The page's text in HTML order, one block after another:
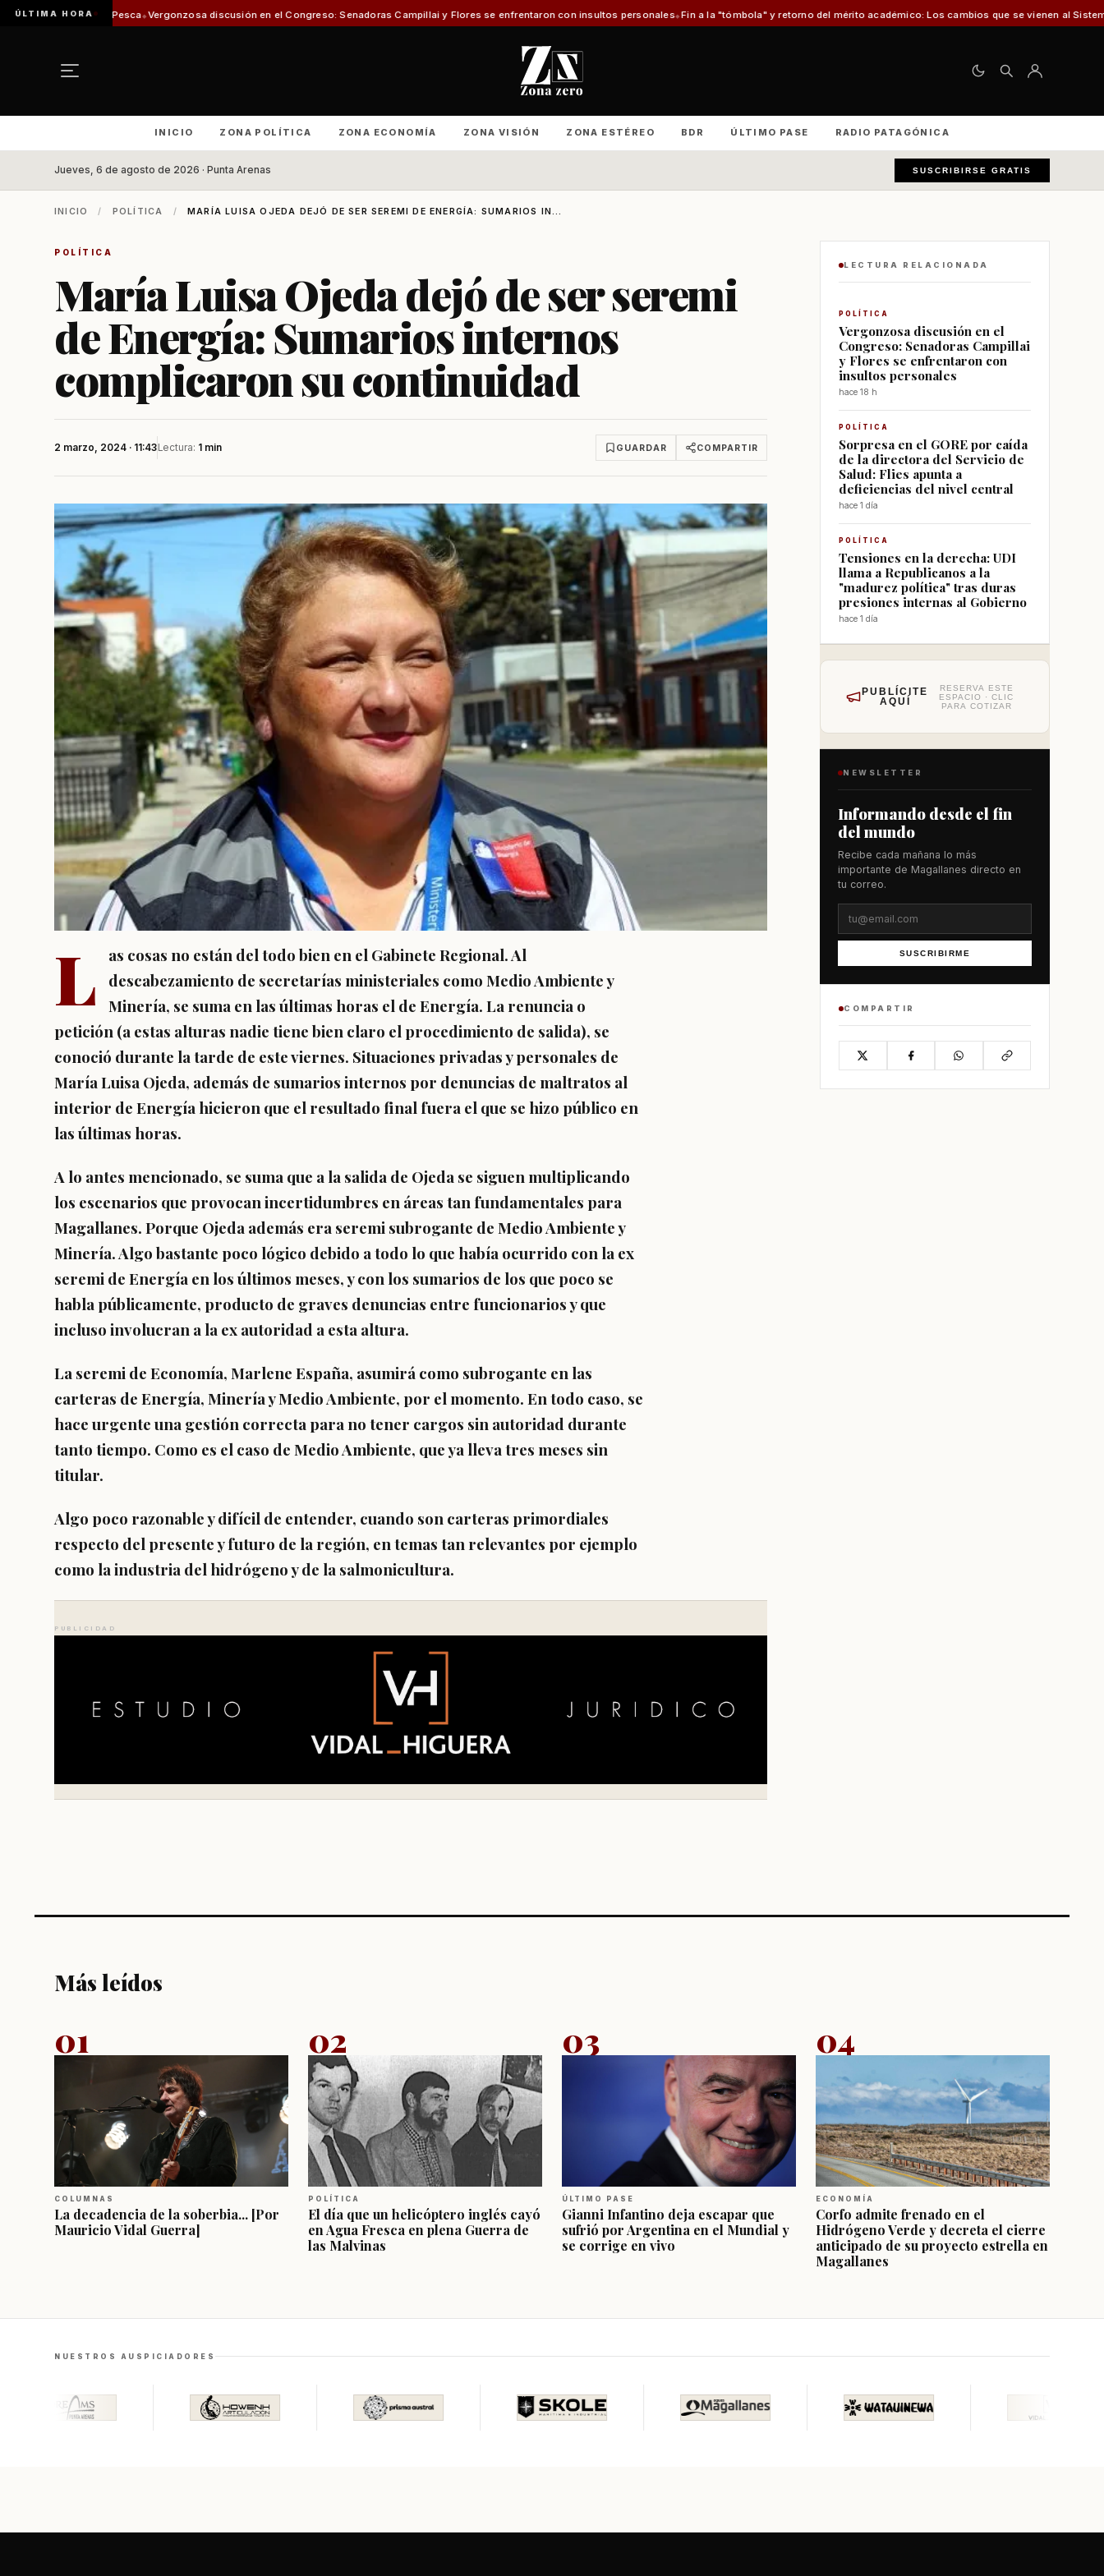
ÚLTIMA HORA
de Pesca Vergonzosa discusión en el Congreso: Senadoras Campillai y Flores se enfrentaron con insultos personales Fin a la "tómbola" y retorno del mérito académico: Los cambios que se vienen al Sistema de Admisión
INICIO ZONA POLÍTICA ZONA ECONOMÍA ZONA VISIÓN ZONA ESTÉREO BDR ÚLTIMO PASE RADIO PATAGÓNICA
Jueves, 6 de agosto de 2026 · Punta Arenas SUSCRIBIRSE GRATIS
INICIO / POLÍTICA / MARÍA LUISA OJEDA DEJÓ DE SER SEREMI DE ENERGÍA: SUMARIOS IN...
POLÍTICA
María Luisa Ojeda dejó de ser seremi
de Energía: Sumarios internos
complicaron su continuidad
2 marzo, 2024 · 11:43Lectura: 1 min GUARDAR COMPARTIR
L
as cosas no están del todo bien en el Gabinete Regional. Al
descabezamiento de secretarías ministeriales como Medio Ambiente y
Minería, se suma en las últimas horas el de Energía. La renuncia o
petición (a estas alturas nadie tiene bien claro el procedimiento de salida), se
conoció durante la tarde de este viernes. Situaciones privadas y personales de
María Luisa Ojeda, además de sumarios internos por denuncias de maltratos al
interior de Energía hicieron que el resultado final fuera el que se hizo público en
las últimas horas.
A lo antes mencionado, se suma que a la salida de Ojeda se siguen multiplicando
los escenarios que provocan incertidumbres en áreas tan fundamentales para
Magallanes. Porque Ojeda además era seremi subrogante de Medio Ambiente y
Minería. Algo bastante poco lógico debido a todo lo que había ocurrido con la ex
seremi de Energía en los últimos meses, y con los sumarios de los que poco se
habla públicamente, producto de graves denuncias entre funcionarios y que
incluso involucran a la ex autoridad a esta altura.
La seremi de Economía, Marlene España, asumirá como subrogante en las
carteras de Energía, Minería y Medio Ambiente, por el momento. En todo caso, se
hace urgente una gestión correcta para no tener cargos sin autoridad durante
tanto tiempo. Como es el caso de Medio Ambiente, que ya lleva tres meses sin
titular.
Algo poco razonable y difícil de entender, cuando son carteras primordiales
respecto del presente y futuro de la región, en temas tan relevantes por ejemplo
como la industria del hidrógeno y de la salmonicultura.
PUBLICIDAD
LECTURA RELACIONADA
POLÍTICA
Vergonzosa discusión en el
Congreso: Senadoras Campillai
y Flores se enfrentaron con
insultos personales
hace 18 h
POLÍTICA
Sorpresa en el GORE por caída
de la directora del Servicio de
Salud: Flies apunta a
deficiencias del nivel central
hace 1 día
POLÍTICA
Tensiones en la derecha: UDI
llama a Republicanos a la
"madurez política" tras duras
presiones internas al Gobierno
hace 1 día
PUBLÍCITE
AQUÍ
RESERVA ESTE
ESPACIO · CLIC
PARA COTIZAR
NEWSLETTER
Informando desde el fin
del mundo
Recibe cada mañana lo más
importante de Magallanes directo en
tu correo.
SUSCRIBIRME
COMPARTIR
Más leídos
01
COLUMNAS
La decadencia de la soberbia... [Por
Mauricio Vidal Guerra]
02
POLÍTICA
El día que un helicóptero inglés cayó
en Agua Fresca en plena Guerra de
las Malvinas
03
ÚLTIMO PASE
Gianni Infantino deja escapar que
sufrió por Argentina en el Mundial y
se corrige en vivo
04
ECONOMÍA
Corfo admite frenado en el
Hidrógeno Verde y decreta el cierre
anticipado de su proyecto estrella en
Magallanes
NUESTROS AUSPICIADORES